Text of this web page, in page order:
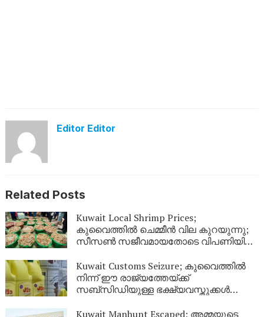
Editor Editor
Related Posts
Kuwait Local Shrimp Prices;
കുവൈത്തിൽ ചെമ്മീൻ വില കുറയുന്നു;
സീസൺ സജീവമായതോടെ വിപണിയിൽ
Kuwait Customs Seizure; കുവൈത്തിൽ
നിന്ന് ഈ രാജ്യത്തേയ്ക്ക്
സബ്സിഡിയുള്ള ഭക്ഷ്യവസ്തുക്കൾ
Kuwait Manhunt Escaped; അമ്മയുടെ